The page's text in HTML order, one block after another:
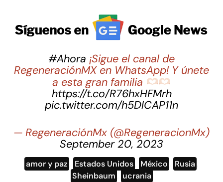
#Ahora ¡Sigue el canal de
RegeneraciónMX en WhatsApp! Y únete
a esta gran familia
https://t.co/R76hxHFMrh
pic.twitter.com/h5DlCAP11n
— RegeneraciónMx (@RegeneracionMx)
September 20, 2023
amor y paz Estados Unidos México Rusia
Sheinbaum
ucrania